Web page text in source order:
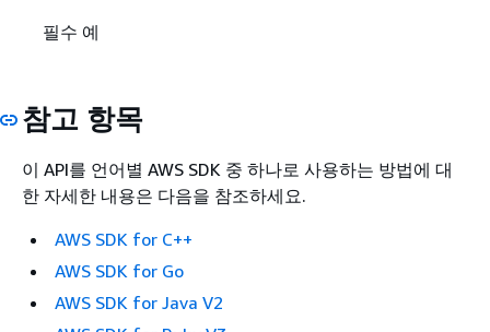
필수 예
참고 항목
이 API를 언어별 AWS SDK 중 하나로 사용하는 방법에 대
한 자세한 내용은 다음을 참조하세요.
AWS SDK for C++
AWS SDK for Go
AWS SDK for Java V2